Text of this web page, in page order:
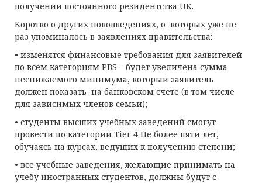
получении постоянного резидентства UK.
Коротко о других нововведениях, о которых уже не
раз упоминалось в заявлениях правительства:
• изменятся финансовые требования для заявителей
по всем категориям PBS – будет увеличена сумма
неснижаемого минимума, который заявитель
должен показать на банковском счете (в том числе
для зависимых членов семьи);
• студенты высших учебных заведений смогут
провести по категории Tier 4 Не более пяти лет,
обучаясь на курсах, ведущих к получению степени;
• все учебные заведения, желающие принимать на
учебу иностранных студентов, должны будут с